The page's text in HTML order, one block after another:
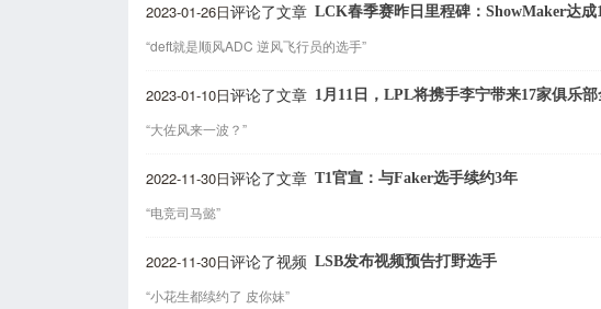
2023-01-26日评论了文章 LCK春季赛昨日里程碑：ShowMaker达成
“deft就是顺风ADC 逆风飞行员的选手”
2023-01-10日评论了文章 1月11日，LPL将携手李宁带来17家俱乐
“大佐风来一波？”
2022-11-30日评论了文章 T1官宣：与Faker选手续约3年
“电竞司马懿”
2022-11-30日评论了视频 LSB发布视频预告打野选手
“小花生都续约了 皮你妹”